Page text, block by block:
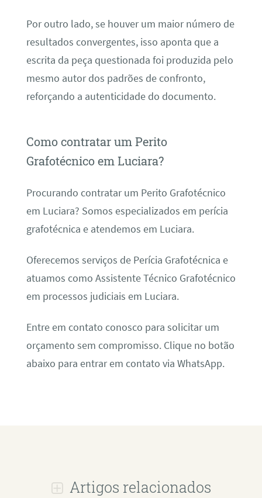
Por outro lado, se houver um maior número de
resultados convergentes, isso aponta que a
escrita da peça questionada foi produzida pelo
mesmo autor dos padrões de confronto,
reforçando a autenticidade do documento.
Como contratar um Perito
Grafotécnico em Luciara?
Procurando contratar um Perito Grafotécnico
em Luciara? Somos especializados em perícia
grafotécnica e atendemos em Luciara.
Oferecemos serviços de Perícia Grafotécnica e
atuamos como Assistente Técnico Grafotécnico
em processos judiciais em Luciara.
Entre em contato conosco para solicitar um
orçamento sem compromisso. Clique no botão
abaixo para entrar em contato via WhatsApp.
Artigos relacionados